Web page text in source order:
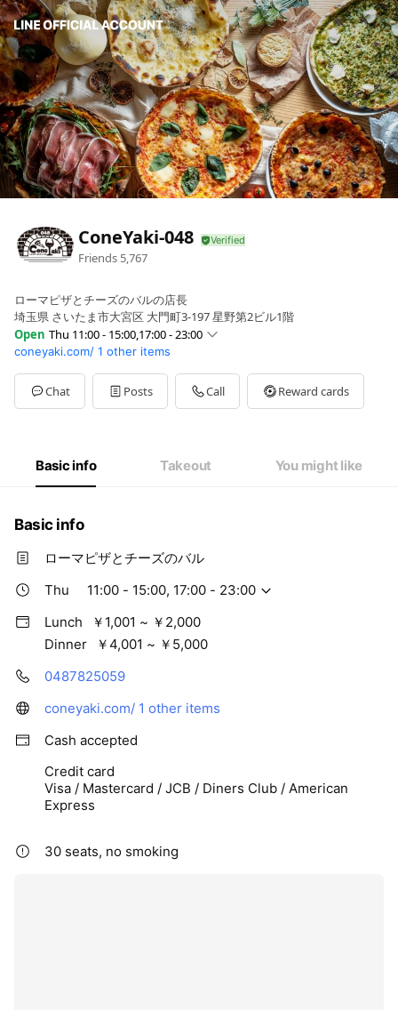
ConeYaki-048
Friends 5,767
ローマピザとチーズのバルの店長
埼玉県 さいたま市大宮区 大門町3-197 星野第2ビル1階
Open Thu 11:00 - 15:00,17:00 - 23:00
Sun11:00 - 23:00
Mon11:00 - 15:00,17:00 - 23:00
Tue11:00 - 15:00,17:00 - 23:00
Wed11:00 - 15:00,17:00 - 23:00
11:00 - 23:00
coneyaki.com/ 1 other items
Chat Posts Call Reward cards
Basic info Takeout You might like
Basic info
ローマピザとチーズのバル
Thu
11:00 - 15:00, 17:00 - 23:00
Lunch
￥1,001 ~ ￥2,000
Dinner
￥4,001 ~ ￥5,000
0487825059
coneyaki.com/ 1 other items
Cash accepted
Credit card
Visa / Mastercard / JCB / Diners Club / American
Express
30 seats, no smoking